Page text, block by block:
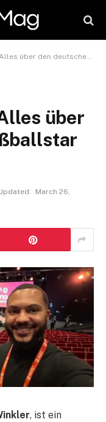
deutschen Fußballstar Marten Winkler
über
March 26,
, ist ein